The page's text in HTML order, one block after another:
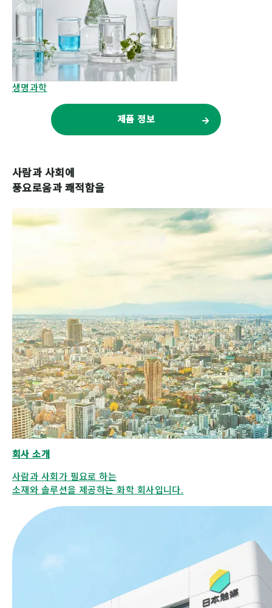
생명과학
제품 정보
사람과 사회에
풍요로움과 쾌적함을
회사 소개
사람과 사회가 필요로 하는
소재와 솔루션을 제공하는 화학 회사입니다.